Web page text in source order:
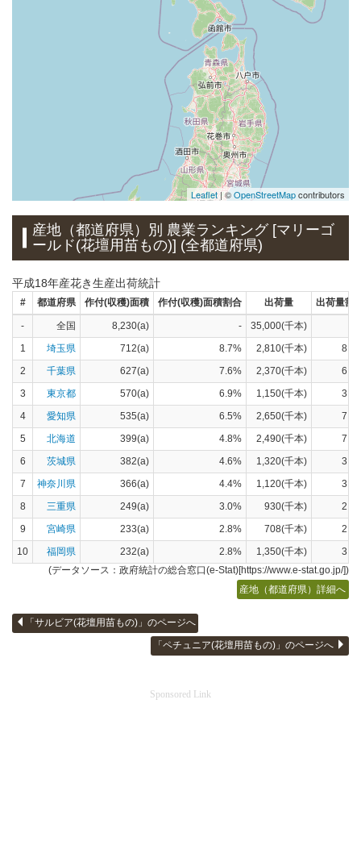
埼玉県
×
千葉県
×
東京都
×
×
茨城県
×
神奈川県
×
三重県
×
Leaflet| ©OpenStreetMapcontributors
産地（都道府県）別 農業ランキング [マリーゴ
ールド(花壇用苗もの)] (全都道府県)
平成18年産花き生産出荷統計
# 都道府県 作付(収穫)面積 作付(収穫)面積割合 出荷量 出荷量割
- 全国 8,230(a) -
35,000(千本)
1
埼玉県 712(a) 8.7% 2,810(千本)
2
千葉県 627(a) 7.6% 2,370(千本)
3
東京都 570(a) 6.9% 1,150(千本)
4
愛知県 535(a) 6.5% 2,650(千本)
5
北海道 399(a) 4.8% 2,490(千本)
6
茨城県 382(a) 4.6% 1,320(千本)
7
神奈川県 366(a) 4.4% 1,120(千本)
8
三重県 249(a) 3.0% 930(千本)
9
宮崎県 233(a) 2.8% 708(千本)
10
福岡県 232(a) 2.8% 1,350(千本)
(データソース：政府統計の総合窓口(e-Stat)[https://www.e-stat.go.jp/])
産地（都道府県）詳細へ
「サルビア(花壇用苗もの)」のページへ
「ペチュニア(花壇用苗もの)」のページへ
Sponsored Link